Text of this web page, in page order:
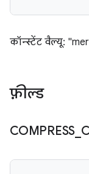
कॉन्स्टेंट वैल्यू:
फ़ील्ड
COMPRESS